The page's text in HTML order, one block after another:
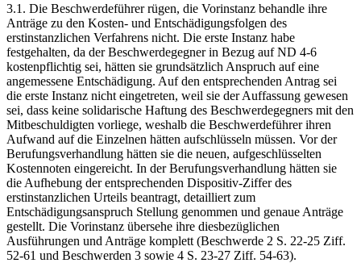
3.1. Die Beschwerdeführer rügen, die Vorinstanz behandle ihre
Anträge zu den Kosten- und Entschädigungsfolgen des
erstinstanzlichen Verfahrens nicht. Die erste Instanz habe
festgehalten, da der Beschwerdegegner in Bezug auf ND 4-6
kostenpflichtig sei, hätten sie grundsätzlich Anspruch auf eine
angemessene Entschädigung. Auf den entsprechenden Antrag sei
die erste Instanz nicht eingetreten, weil sie der Auffassung gewesen
sei, dass keine solidarische Haftung des Beschwerdegegners mit den
Mitbeschuldigten vorliege, weshalb die Beschwerdeführer ihren
Aufwand auf die Einzelnen hätten aufschlüsseln müssen. Vor der
Berufungsverhandlung hätten sie die neuen, aufgeschlüsselten
Kostennoten eingereicht. In der Berufungsverhandlung hätten sie
die Aufhebung der entsprechenden Dispositiv-Ziffer des
erstinstanzlichen Urteils beantragt, detailliert zum
Entschädigungsanspruch Stellung genommen und genaue Anträge
gestellt. Die Vorinstanz übersehe ihre diesbezüglichen
Ausführungen und Anträge komplett (Beschwerde 2 S. 22-25 Ziff.
52-61 und Beschwerden 3 sowie 4 S. 23-27 Ziff. 54-63).